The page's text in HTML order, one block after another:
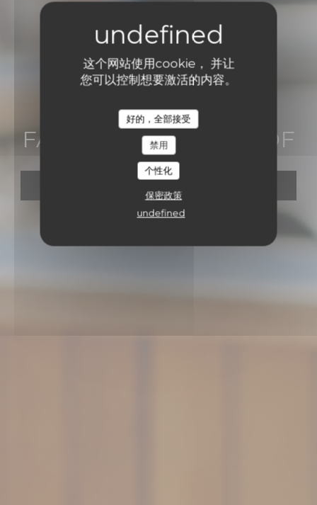
这个网站使用cookie， 并让
您可以控制想要激活的内容。
好的，全部接受
禁用
个性化
保密政策
undefined
FARAGO ON THE ROOF
FARAGO ON THE ROOF